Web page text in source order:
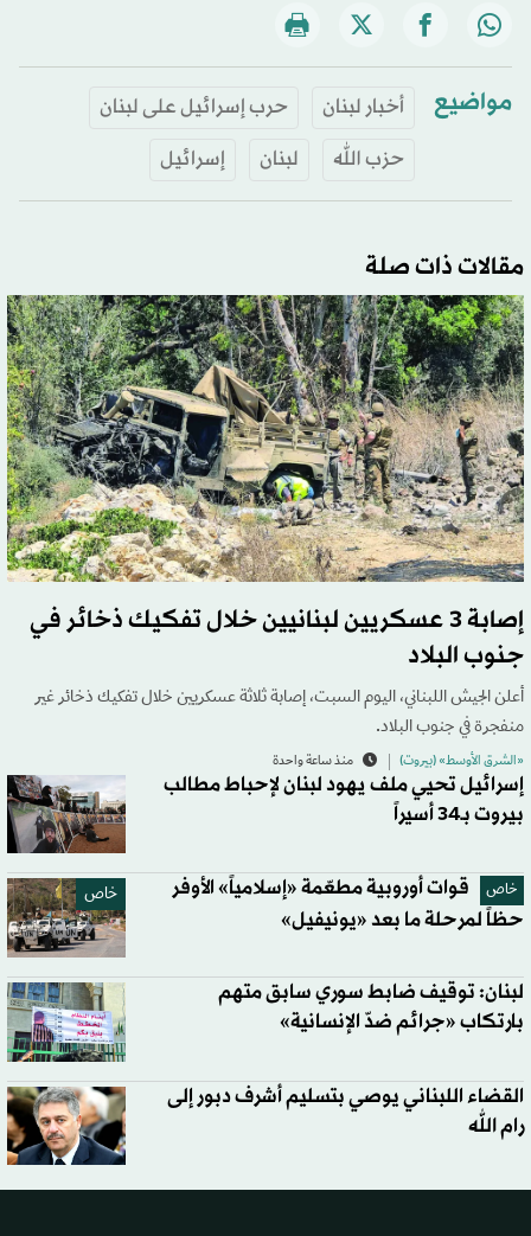
مواضيع أخبار لبنان
حرب إسرائيل على لبنان
حزب الله
لبنان إسرائيل
مقالات ذات صلة
إصابة 3 عسكريين لبنانيين خلال تفكيك ذخائر في
جنوب البلاد
أعلن الجيش اللبناني، اليوم السبت، إصابة ثلاثة عسكريين خلال تفكيك ذخائر غير
منفجرة في جنوب البلاد.
«الشرق الأوسط» (بيروت) منذ ساعة واحدة
إسرائيل تحيي ملف يهود لبنان لإحباط مطالب
بيروت بـ34 أسيراً
خاص خاص
قوات أوروبية مطعّمة «إسلامياً» الأوفر
حظاً لمرحلة ما بعد «يونيفيل»
لبنان: توقيف ضابط سوري سابق متهم
بارتكاب «جرائم ضدّ الإنسانية»
القضاء اللبناني يوصي بتسليم أشرف دبور إلى
رام الله